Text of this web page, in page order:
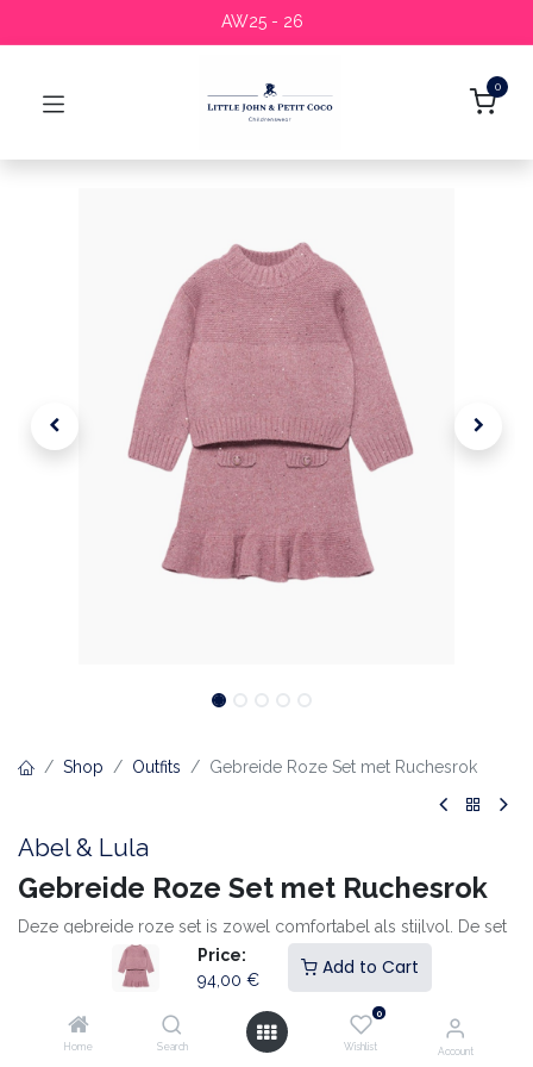
Price:
94,00 €
Add to Cart
Home Search
0
Wishlist Account
AW25 - 26
0
Shop Outfits Gebreide Roze Set met Ruchesrok
Abel & Lula
Gebreide Roze Set met Ruchesrok
Deze gebreide roze set is zowel comfortabel als stijlvol. De set
bestaat uit een zachte trui met grove ribboorden en een
bijpassende rok met subtiele glitteraccenten en een vrouwelijke
voor een charmante finishing touch. Ideaal voor speciale
gelegenheden of een cosy-chique daglook.